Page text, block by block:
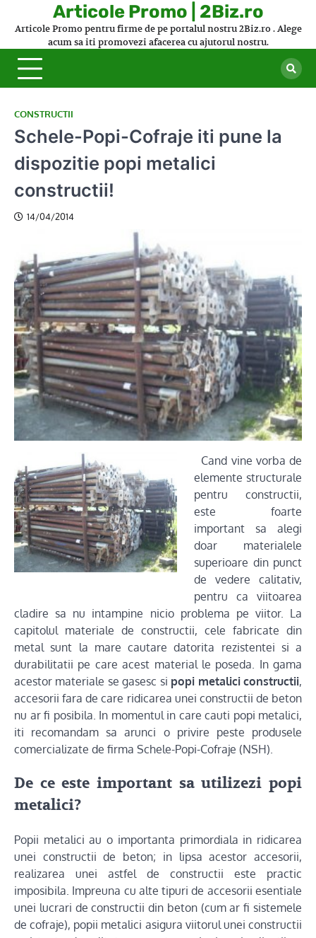
Articole Promo | 2Biz.ro
Articole Promo pentru firme de pe portalul nostru 2Biz.ro . Alege
acum sa iti promovezi afacerea cu ajutorul nostru.
CONSTRUCTII
Schele-Popi-Cofraje iti pune la
dispozitie popi metalici
constructii!
14/04/2014
Cand vine vorba de
elemente structurale
pentru constructii,
este foarte
important sa alegi
doar materialele
superioare din punct
de vedere calitativ,
pentru ca viitoarea
cladire sa nu intampine nicio problema pe viitor. La
capitolul materiale de constructii, cele fabricate din
metal sunt la mare cautare datorita rezistentei si a
durabilitatii pe care acest material le poseda. In gama
acestor materiale se gasesc si popi metalici constructii,
accesorii fara de care ridicarea unei constructii de beton
nu ar fi posibila. In momentul in care cauti popi metalici,
iti recomandam sa arunci o privire peste produsele
comercializate de firma Schele-Popi-Cofraje (NSH).
De ce este important sa utilizezi popi
metalici?
Popii metalici au o importanta primordiala in ridicarea
unei constructii de beton; in lipsa acestor accesorii,
realizarea unei astfel de constructii este practic
imposibila. Impreuna cu alte tipuri de accesorii esentiale
unei lucrari de constructii din beton (cum ar fi sistemele
de cofraje), popii metalici asigura viitorul unei constructii